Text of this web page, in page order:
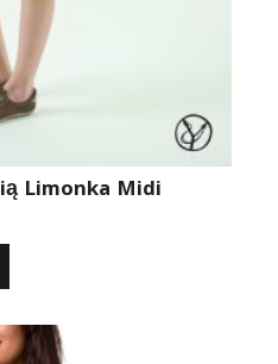
Limonka Midi